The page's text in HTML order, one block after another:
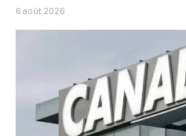
6 août 2026